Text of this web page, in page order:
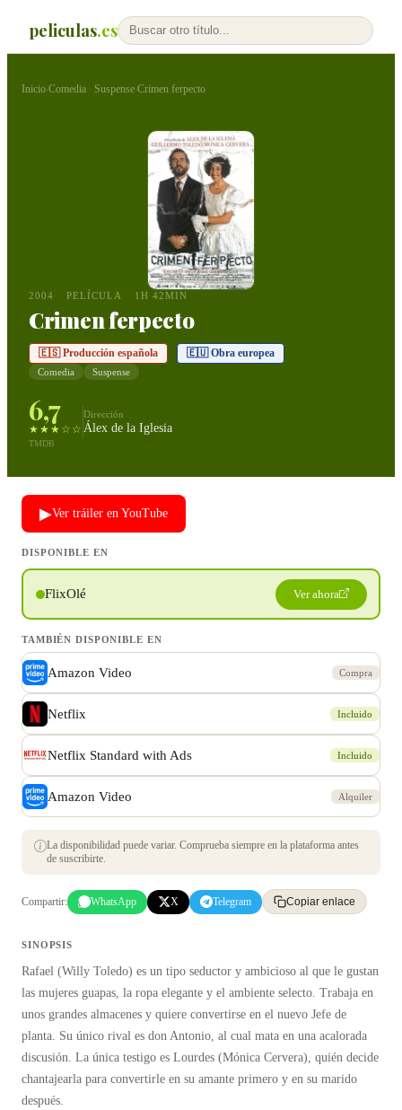
peliculas.es
Inicio›Comedia · Suspense›Crimen ferpecto
2004 PELÍCULA 1H 42MIN
Crimen ferpecto
🇪🇸 Producción española 🇪🇺 Obra europea
Comedia Suspense
6,7
★★★☆☆
TMDB
Dirección
Álex de la Iglesia
▶Ver tráiler en YouTube
DISPONIBLE EN
FlixOlé Ver ahora
TAMBIÉN DISPONIBLE EN
Amazon Video Compra
Netflix Incluido
Netflix Standard with Ads Incluido
Amazon Video Alquiler
La disponibilidad puede variar. Comprueba siempre en la plataforma antes
de suscribirte.
Compartir: WhatsApp X Telegram Copiar enlace
SINOPSIS
Rafael (Willy Toledo) es un tipo seductor y ambicioso al que le gustan
las mujeres guapas, la ropa elegante y el ambiente selecto. Trabaja en
unos grandes almacenes y quiere convertirse en el nuevo Jefe de
planta. Su único rival es don Antonio, al cual mata en una acalorada
discusión. La única testigo es Lourdes (Mónica Cervera), quién decide
chantajearla para convertirle en su amante primero y en su marido
después.